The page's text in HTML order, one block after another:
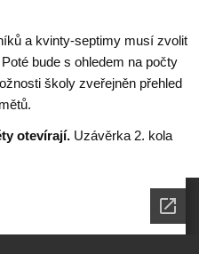
a kvinty-septimy musí zvolit
bude s ohledem na počty
školy zveřejněn přehled
otevírají. Uzávěrka 2. kola